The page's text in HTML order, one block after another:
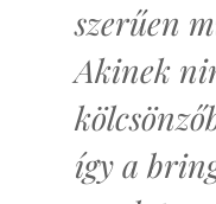
szerűen
Akinek
így a